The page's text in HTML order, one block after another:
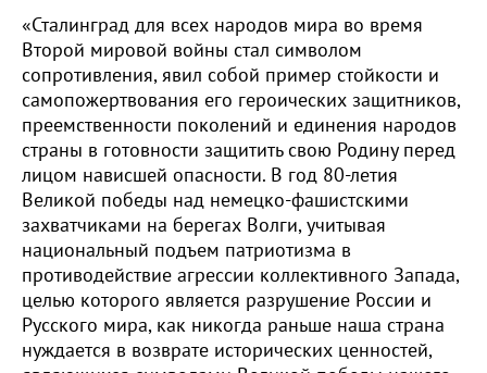
«Сталинград для всех народов мира во время
Второй мировой войны стал символом
сопротивления, явил собой пример стойкости и
самопожертвования его героических защитников,
преемственности поколений и единения народов
страны в готовности защитить свою Родину перед
лицом нависшей опасности. В год 80-летия
Великой победы над немецко-фашистскими
захватчиками на берегах Волги, учитывая
национальный подъем патриотизма в
противодействие агрессии коллективного Запада,
целью которого является разрушение России и
Русского мира, как никогда раньше наша страна
нуждается в возврате исторических ценностей,